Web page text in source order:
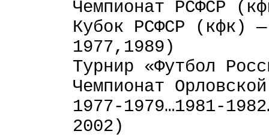
Чемпионат РСФСР
Кубок РСФСР (кфк)
1977,1989)
Турнир «Футбол
Чемпионат
1977-1979…1981-
2002)